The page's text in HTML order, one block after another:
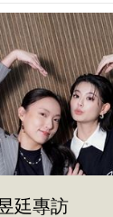
廷專訪